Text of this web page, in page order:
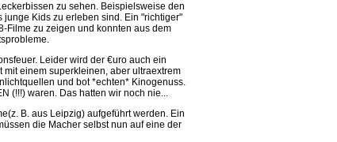
zu sehen. Beispielsweise den
Kids zu erleben sind. Ein "richtiger"
Filme zu zeigen und konnten aus dem
Leider wird der €uro auch ein
einem superkleinen, aber ultraextrem
und bot *echten* Kinogenuss.
(!!!) waren. Das hatten wir noch nie...
B. aus Leipzig) aufgeführt werden. Ein
die Macher selbst nun auf eine der